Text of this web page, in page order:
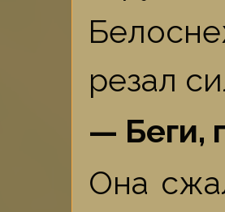
резал
— Беги,
Она